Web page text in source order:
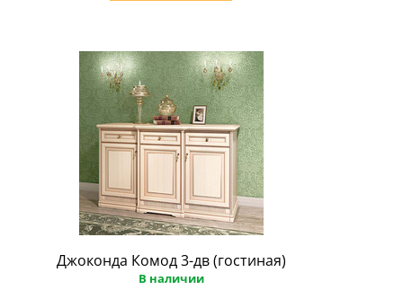
Джоконда Комод 3-дв (гостиная)
В наличии